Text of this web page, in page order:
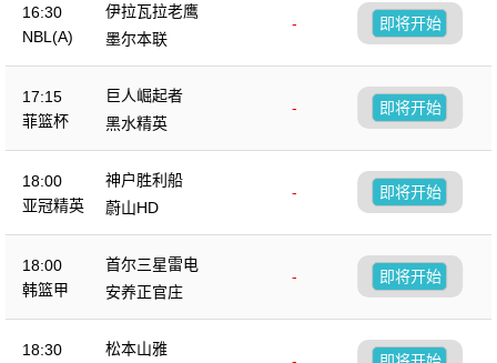
16:30
NBL(A)
伊拉瓦拉老鹰
-
墨尔本联
即将开始
17:15
菲篮杯
巨人崛起者
-
黑水精英
即将开始
18:00
亚冠精英
神户胜利船
-
蔚山HD
即将开始
18:00
韩篮甲
首尔三星雷电
-
安养正官庄
即将开始
18:30
松本山雅